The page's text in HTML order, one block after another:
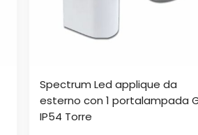
Spectrum Led applique da
esterno con 1 portalampada
IP54 Torre